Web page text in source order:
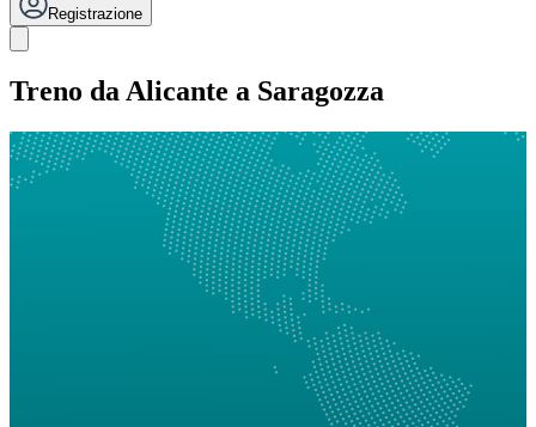
Registrazione
Treno da Alicante a Saragozza